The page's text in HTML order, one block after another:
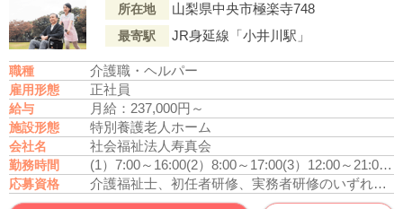
所在地 山梨県中央市極楽寺748
最寄駅 JR身延線「小井川駅」
職種 介護職・ヘルパー
雇用形態 正社員
給与 月給：237,000円～
施設形態 特別養護老人ホーム
会社名 社会福祉法人寿真会
勤務時間 (1）7:00～16:00(2）8:00～17:00(3）12:00～21:00 休
応募資格 介護福祉士、初任者研修、実務者研修のいずれかの資格をお持ちの方